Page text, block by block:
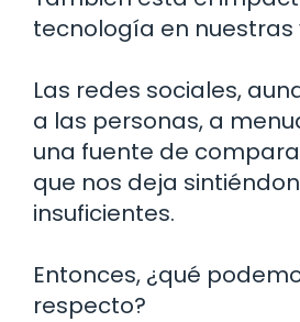
tecnología en nuestras
Las redes sociales,
a las personas, a
una fuente de
que nos deja
insuficientes.
Entonces, ¿qué
respecto?